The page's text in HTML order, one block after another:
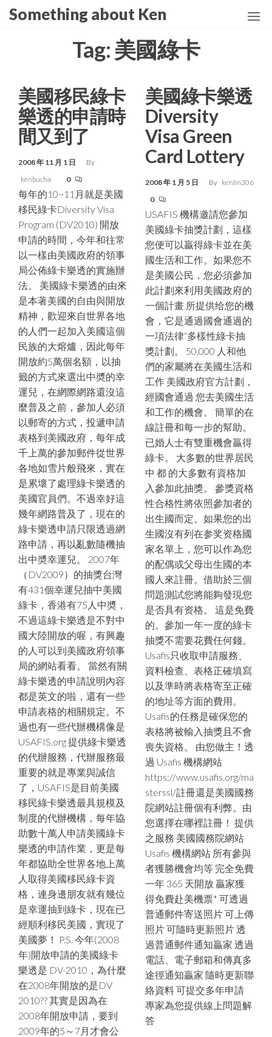
SkipSomething about Ken
Tag: 美國綠卡
美國移民綠卡
樂透的申請時
間又到了
2008 年 11 月 1 日
By
kenbucha
0
每年的10~11月就是美國
移民綠卡Diversity Visa
Program (DV2010) 開放
申請的時間，今年和往常
以一樣由美國政府的領事
局公佈綠卡樂透的實施辦
法。 美國綠卡樂透的由來
是本著美國的自由與開放
精神，歡迎來自世界各地
的人們一起加入美國這個
民族的大熔爐，因此每年
開放約5萬個名額，以抽
籤的方式來選出中奬的幸
運兒，在網際網路還沒這
麼普及之前，參加人必須
以郵寄的方式，投遞申請
表格到美國政府，每年成
千上萬的參加郵件從世界
各地如雪片般飛來，實在
是累壞了處理綠卡樂透的
美國官員們。不過幸好這
幾年網路普及了，現在的
綠卡樂透申請只限透過網
路申請，再以亂數隨機抽
出中奬幸運兒。 2007年
（DV2009）的抽獎台灣
有431個幸運兒抽中美國
綠卡，香港有75人中奬，
不過這綠卡樂透是不對中
國大陸開放的喔，有興趣
的人可以到美國政府領事
局的網站看看。 當然有關
綠卡樂透的申請說明內容
都是英文的啦，還有一些
申請表格的相關規定。不
過也有一些代辦機構像是
USAFIS.org 提供綠卡樂透
的代辦服務，代辦服務最
重要的就是專業與誠信
了，USAFIS是目前美國
移民綠卡樂透最具規模及
制度的代辦機構，每年協
助數十萬人申請美國綠卡
樂透的申請作業，更是每
年都協助全世界各地上萬
人取得美國移民綠卡資
格，連身邊朋友就有幾位
是幸運抽到綠卡，現在已
經順利移民美國，實現了
美國夢！ P.S. 今年(2008
年)開放申請的美國綠卡
樂透是 DV-2010，為什麼
在2008年開放的是DV
2010?? 其實是因為在
2008年開放申請，要到
2009年的5～7月才會公
美國綠卡樂透
Diversity
Visa Green
Card Lottery
2008 年 1 月 5 日 By kenlin306
0
USAFIS 機構邀請您參加
美國綠卡抽獎計劃，這樣
您便可以贏得綠卡並在美
國生活和工作。如果您不
是美國公民，您必須參加
此計劃來利用美國政府的
一個計畫 所提供给您的機
會，它是通過國會通過的
一項法律“多樣性綠卡抽
獎計劃。 50,000 人和他
們的家屬將在美國生活和
工作 美國政府官方計劃，
經國會通過 您去美國生活
和工作的機會。 簡單的在
線註冊和每一步的幫助。
已婚人士有雙重機會贏得
綠卡。 大多數的世界居民
中 都 的大多數有資格加
入參加此抽獎。 參獎資格
性合格性將依照參加者的
出生國而定。如果您的出
生國沒有列在参奖资格國
家名單上，您可以作為您
的配偶或父母出生國的本
國人來註冊。借助於三個
問題測試您將能夠發現您
是否具有资格。 這是免費
的。參加一年一度的綠卡
抽獎不需要花費任何錢。
Usafis只收取申請服務、
資料檢查、表格正確填寫
以及準時將表格寄至正確
的地址等方面的費用。
Usafis的任務是確保您的
表格將被輸入抽獎且不會
喪失資格。 由您做主！透
過 Usafis 機構網站
https://www.usafis.org/ma
sterssl/註冊還是美國國務
院網站註冊個有利弊。由
您選擇在哪裡註冊！ 提供
之服務 美國國務院網站
Usafis 機構網站 所有參與
者獲勝機會均等 完全免費
一年 365 天開放 贏家獲
得免費赴美機票* 可透過
普通郵件寄送照片 可上傳
照片 可隨時更新照片 透
過普通郵件通知贏家 透過
電話、電子郵箱和傳真多
途徑通知贏家 隨時更新聯
絡資料 可提交多年申請
專家為您提供線上問題解
答